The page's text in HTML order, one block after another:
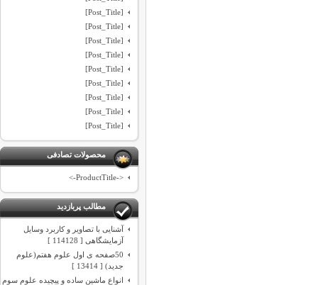
[Post_Title]
[Post_Title]
[Post_Title]
[Post_Title]
[Post_Title]
[Post_Title]
[Post_Title]
[Post_Title]
[Post_Title]
محصولات تصادفی
<-ProductTitle->
مطالب پربازدید
آشنایی با تصاویر و کاربرد وسایل
آزمایشگاهی [ 114128 ]
50صفحه ی اول علوم هفتم(علوم
جدید) [ 13414 ]
انواع ماشین ساده و پیچیده علوم سوم